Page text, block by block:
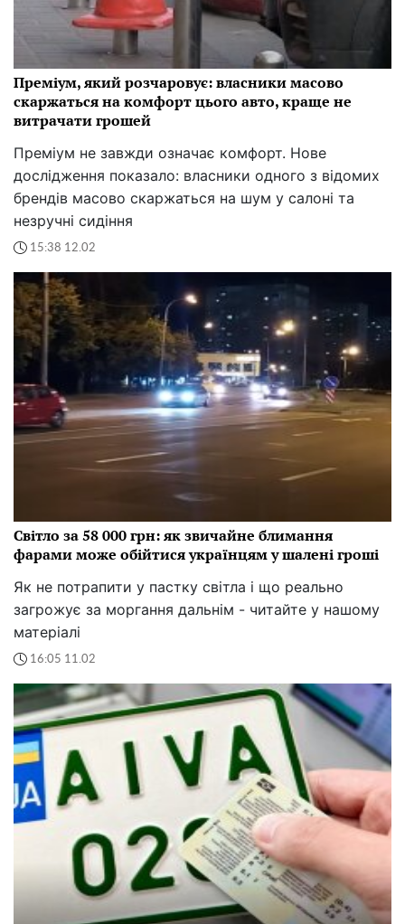
Преміум, який розчаровує: власники масово
скаржаться на комфорт цього авто, краще не
витрачати грошей
Преміум не завжди означає комфорт. Нове
дослідження показало: власники одного з відомих
брендів масово скаржаться на шум у салоні та
незручні сидіння
15:38 12.02
Світло за 58 000 грн: як звичайне блимання
фарами може обійтися українцям у шалені гроші
Як не потрапити у пастку світла і що реально
загрожує за моргання дальнім - читайте у нашому
матеріалі
16:05 11.02